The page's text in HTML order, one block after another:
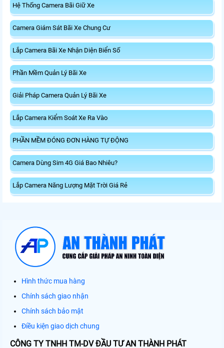
Hệ Thống Camera Bãi Giữ Xe
Camera Giám Sát Bãi Xe Chung Cư
Lắp Camera Bãi Xe Nhận Diện Biển Số
Phần Mềm Quản Lý Bãi Xe
Giải Pháp Camera Quản Lý Bãi Xe
Lắp Camera Kiểm Soát Xe Ra Vào
PHẦN MỀM ĐÓNG ĐƠN HÀNG TỰ ĐỘNG
Camera Dùng Sim 4G Giá Bao Nhiêu?
Lắp Camera Năng Lượng Mặt Trời Giá Rẻ
Hình thức mua hàng
Chính sách giao nhận
Chính sách bảo mật
Điều kiện giao dịch chung
CÔNG TY TNHH TM-DV ĐẦU TƯ AN THÀNH PHÁT